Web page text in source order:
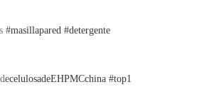
#masillapared #detergente
#top1